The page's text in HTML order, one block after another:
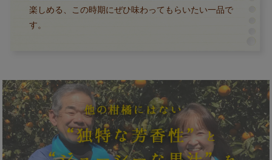
楽しめる、この時期にぜひ味わってもらいたい一品で
す。